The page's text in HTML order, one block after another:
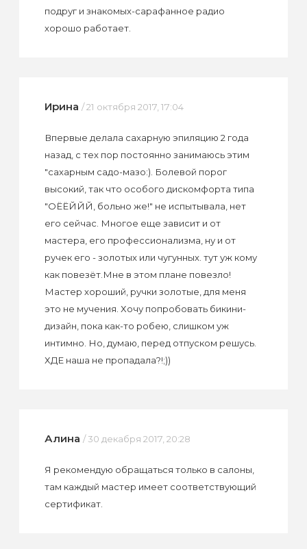
подруг и знакомых-сарафанное радио
хорошо работает.
Ирина / 21 октября 2017, 17:04
Впервые делала сахарную эпиляцию 2 года
назад, с тех пор постоянно занимаюсь этим
"сахарным садо-мазо:). Болевой порог
высокий, так что особого дискомфорта типа
"ОЁЁЙЙЙ, больно же!" не испытывала, нет
его сейчас. Многое еще зависит и от
мастера, его профессионализма, ну и от
ручек его - золотых или чугунных. тут уж кому
как повезёт.Мне в этом плане повезло!
Мастер хороший, ручки золотые, для меня
это не мучения. Хочу попробовать бикини-
дизайн, пока как-то робею, слишком уж
интимно. Но, думаю, перед отпуском решусь.
ХДЕ наша не пропадала?!;))
Алина / 30 декабря 2017, 20:28
Я рекомендую обращаться только в салоны,
там каждый мастер имеет соответствующий
сертификат.